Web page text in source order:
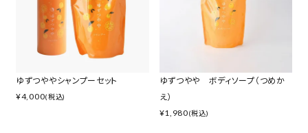
ゆずつややシャンプーセット
¥4,000(税込)
ゆずつやや ボディソープ（つめか
え）
¥1,980(税込)